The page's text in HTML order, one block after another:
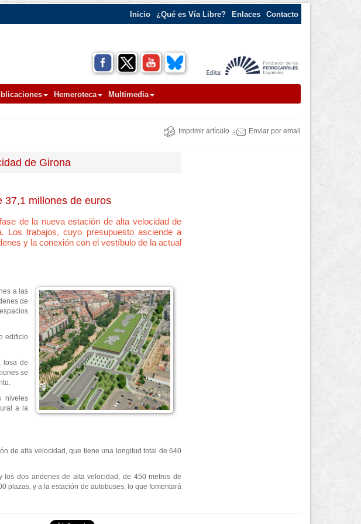
Inicio ¿Qué es Vía Libre? Enlaces Contacto
Hemeroteca Multimedia
Imprimir artículo Enviar por email
de Girona
37,1 millones de euros
de la nueva estación de alta velocidad de
Los trabajos, cuyo presupuesto asciende a
y la conexión con el vestíbulo de la actual
a las
de
edificio
losa de
se
niveles
a la
de alta velocidad, que tiene una longitud total de 640
dos andenes de alta velocidad, de 450 metros de
plazas, y a la estación de autobuses, lo que fomentará